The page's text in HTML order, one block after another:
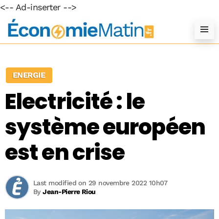
<-- Ad-inserter -->
ENERGIE
Electricité : le
système européen
est en crise
ByJean-Pierre Riou
Last modified on 29 novembre 2022 10h07